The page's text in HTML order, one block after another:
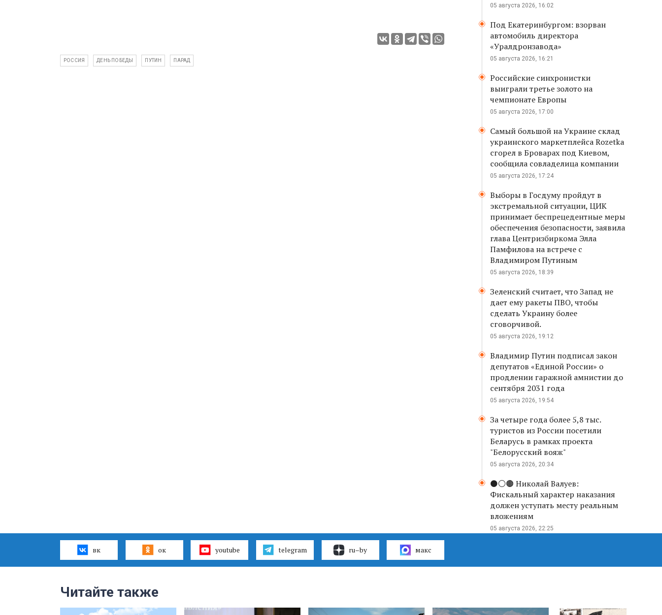
РОССИЯ ДЕНЬ ПОБЕДЫ ПУТИН ПАРАД
05 августа 2026, 16:02
Под Екатеринбургом: взорван
автомобиль директора
«Уралдронзавода»
05 августа 2026, 16:21
Российские синхронистки
выиграли третье золото на
чемпионате Европы
05 августа 2026, 17:00
Самый большой на Украине склад
украинского маркетплейса Rozetka
сгорел в Броварах под Киевом,
сообщила совладелица компании
05 августа 2026, 17:24
Выборы в Госдуму пройдут в
экстремальной ситуации, ЦИК
принимает беспрецедентные меры
обеспечения безопасности, заявила
глава Центризбиркома Элла
Памфилова на встрече с
Владимиром Путиным
05 августа 2026, 18:39
Зеленский считает, что Запад не
дает ему ракеты ПВО, чтобы
сделать Украину более
сговорчивой.
05 августа 2026, 19:12
Владимир Путин подписал закон
депутатов «Единой России» о
продлении гаражной амнистии до
сентября 2031 года
05 августа 2026, 19:54
За четыре года более 5,8 тыс.
туристов из России посетили
Беларусь в рамках проекта
"Белорусский вояж"
05 августа 2026, 20:34
⚫️⚪️🟤 Николай Валуев:
Фискальный характер наказания
должен уступать месту реальным
вложениям
05 августа 2026, 22:25
вк ок youtube telegram ru–by макс
Читайте также